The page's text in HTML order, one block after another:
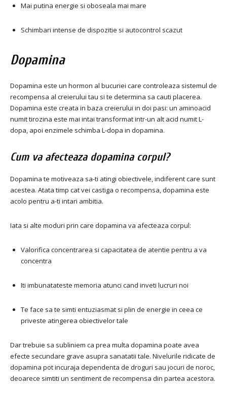
Mai putina energie si oboseala mai mare
Schimbari intense de dispozitie si autocontrol scazut
Dopamina
Dopamina este un hormon al bucuriei care controleaza sistemul de
recompensa al creierului tau si te determina sa cauti placerea.
Dopamina este creata in baza creierului in doi pasi: un aminoacid
numit tirozina este mai intai transformat intr-un alt acid numit L-
dopa, apoi enzimele schimba L-dopa in dopamina.
Cum va afecteaza dopamina corpul?
Dopamina te motiveaza sa-ti atingi obiectivele, indiferent care sunt
acestea. Atata timp cat vei castiga o recompensa, dopamina este
acolo pentru a-ti intari ambitia.
Iata si alte moduri prin care dopamina va afecteaza corpul:
Valorifica concentrarea si capacitatea de atentie pentru a va
concentra
Iti imbunatateste memoria atunci cand inveti lucruri noi
Te face sa te simti entuziasmat si plin de energie in ceea ce
priveste atingerea obiectivelor tale
Dar trebuie sa subliniem ca prea multa dopamina poate avea
efecte secundare grave asupra sanatatii tale. Nivelurile ridicate de
dopamina pot incuraja dependenta de droguri sau jocuri de noroc,
deoarece simtiti un sentiment de recompensa din partea acestora.